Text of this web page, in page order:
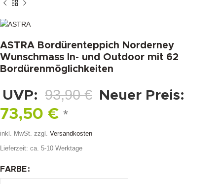
ASTRA Bordürenteppich Norderney
Wunschmass In- und Outdoor mit 62
Bordürenmöglichkeiten
UVP: 93,90€ Neuer Preis:
73,50 € *
inkl. MwSt. zzgl. Versandkosten
Lieferzeit: ca. 5-10 Werktage
FARBE